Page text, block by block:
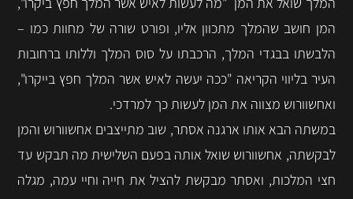
המן חושב שהמלך מתכוון אליו, ופורט שורה של מחוות כמו –
הלבשתו בבגדי המלך, הרכבתו על סוס המלך וללותו ברחובות
העיר בליווי הקריאה "ככה יעשה לאיש אשר המלך חפץ בייקרו",
ואחשוורוש מצווה את המן לעשות כך למרדכי.
במשתה הבא אותו ארגנה אסתר, שוב מתייצבים אחשוורוש והמן
לבקשתה, אחשוורוש שואל אותה בפעם השלישית מה תבקש עד
חצי המלכות, ואסתר מבקשת להציל את חייה וחיי עמה, מגלה